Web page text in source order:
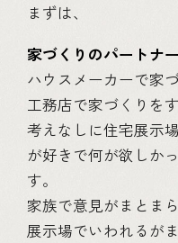
まずは、
家づくりのパートナ
ハウスメーカーで家
工務店で家づくりを
考えなしに住宅展示
が好きで何が欲しか
す。
家族で意見がまとま
展示場でいわれるが